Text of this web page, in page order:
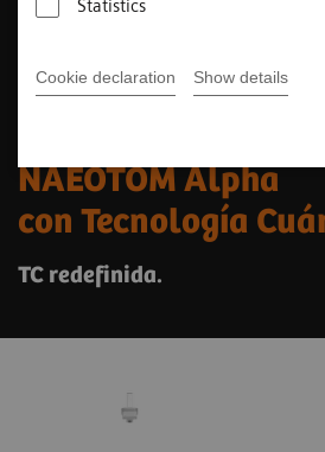
Statistics
Cookie declaration Show details
NAEOTOM Alpha
con Tecnología
TC redefinida.